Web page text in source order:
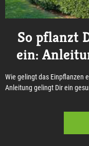
So pflanzt
ein:
Wie gelingt das Einpflanzen
Anleitung gelingt Dir ein